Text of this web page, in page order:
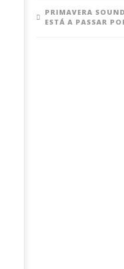
PRIMAVERA
ESTÁ A PASSAR